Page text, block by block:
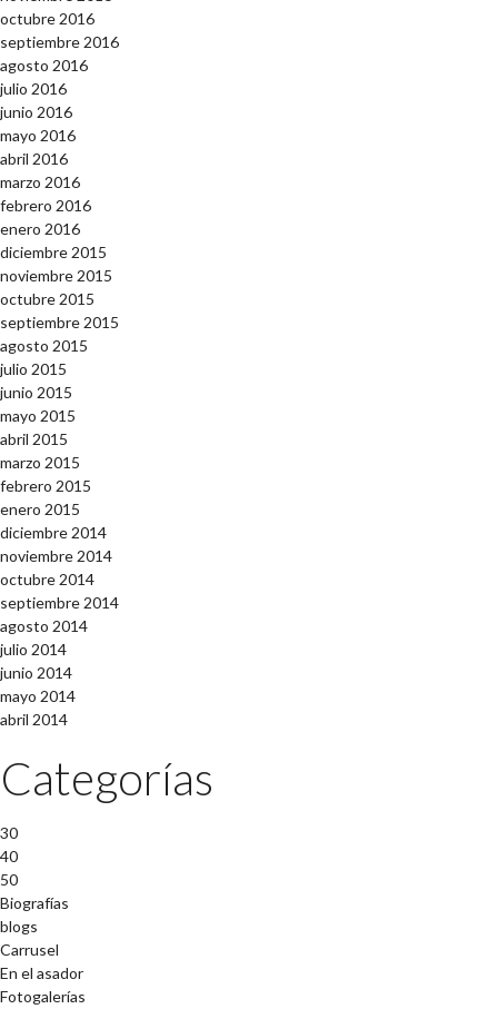
octubre 2016
septiembre 2016
agosto 2016
julio 2016
junio 2016
mayo 2016
abril 2016
marzo 2016
febrero 2016
enero 2016
diciembre 2015
noviembre 2015
octubre 2015
septiembre 2015
agosto 2015
julio 2015
junio 2015
mayo 2015
abril 2015
marzo 2015
febrero 2015
enero 2015
diciembre 2014
noviembre 2014
octubre 2014
septiembre 2014
agosto 2014
julio 2014
junio 2014
mayo 2014
abril 2014
Categorías
30
40
50
Biografías
blogs
Carrusel
En el asador
Fotogalerías